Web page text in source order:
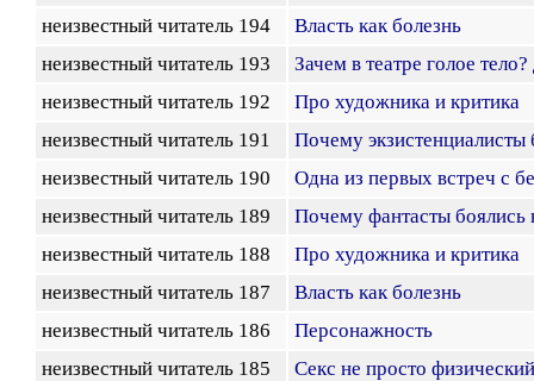
неизвестный читатель 194
Власть как болезнь
неизвестный читатель 193
Зачем в театре голое
неизвестный читатель 192
Про художника и критика
неизвестный читатель 191
Почему экзистенциалисты
неизвестный читатель 190
Одна из первых встреч с
неизвестный читатель 189
Почему фантасты боялись
неизвестный читатель 188
Про художника и критика
неизвестный читатель 187
Власть как болезнь
неизвестный читатель 186
Персонажность
неизвестный читатель 185
Секс не просто